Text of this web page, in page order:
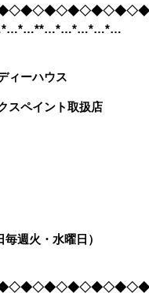
ィーハウス
スペイント取扱店
週火・水曜日）